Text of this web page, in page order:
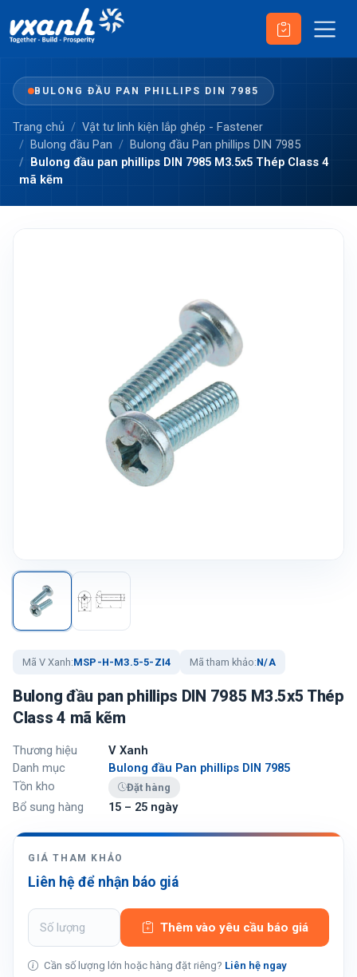
BULONG ĐẦU PAN PHILLIPS DIN 7985
Trang chủ
Vật tư linh kiện lắp ghép - Fastener
Bulong đầu Pan
Bulong đầu Pan phillips DIN 7985
Bulong đầu pan phillips DIN 7985 M3.5x5 Thép Class 4
mã kẽm
Mã V Xanh:MSP-H-M3.5-5-ZI4 Mã tham khảo:N/A
Bulong đầu pan phillips DIN 7985 M3.5x5 Thép
Class 4 mã kẽm
Thương hiệu
V Xanh
Danh mục
Bulong đầu Pan phillips DIN 7985
Tồn kho
Đặt hàng
Bổ sung hàng 15 – 25 ngày
GIÁ THAM KHẢO
Liên hệ để nhận báo giá
Thêm vào yêu cầu báo giá
Cần số lượng lớn hoặc hàng đặt riêng? Liên hệ ngay